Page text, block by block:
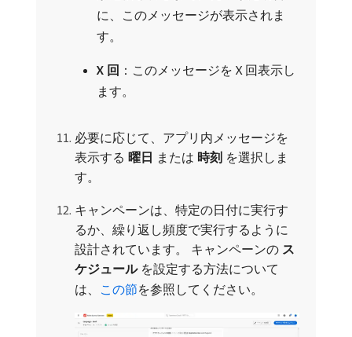
に、このメッセージが表示されま
す。
X 回 ：このメッセージを X 回表示し
ます。
必要に応じて、アプリ内メッセージを
表示する​ 曜日 ​または​ 時刻 ​を選択しま
す。
キャンペーンは、特定の日付に実行す
るか、繰り返し頻度で実行するように
設計されています。 キャンペーンの​ ス
ケジュール​を設定する方法について
は、 この節を参照してください。